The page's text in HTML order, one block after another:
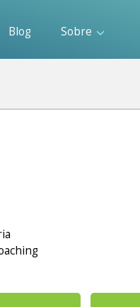
Blog Sobre